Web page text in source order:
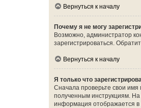
Вернуться к началу
Почему я не могу
Возможно, администратор
зарегистрироваться.
Вернуться к началу
Я только что
Сначала проверьте свои имя
полученным инструкциям.
информация отображается в